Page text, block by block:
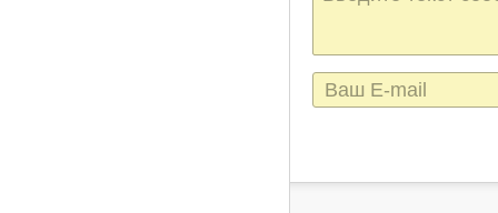
сообщения
E-
mail